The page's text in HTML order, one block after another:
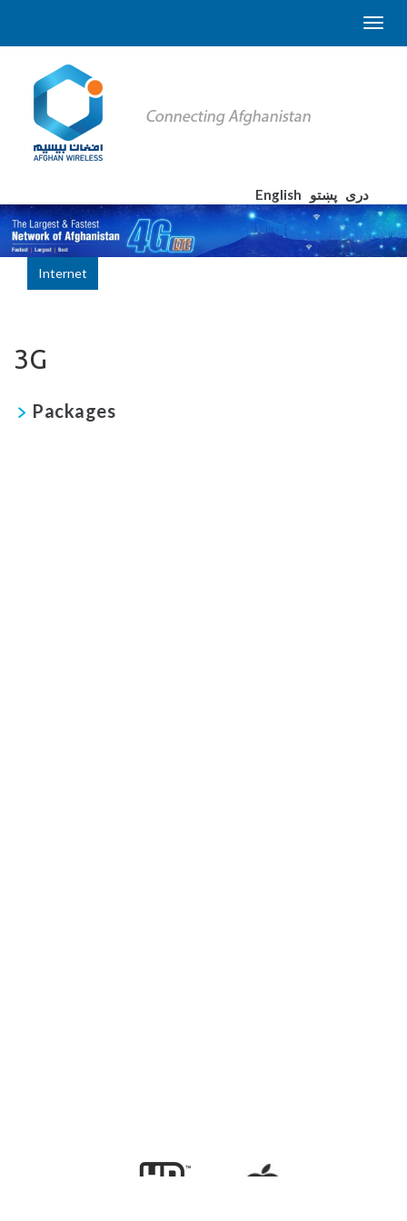
English دری پښتو
Internet
3G
Packages